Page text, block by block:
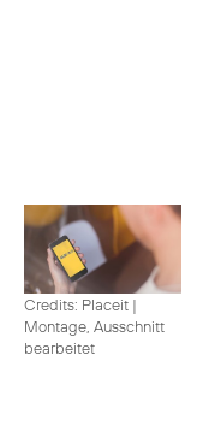
Credits: Placeit |
Montage, Ausschnitt
bearbeitet